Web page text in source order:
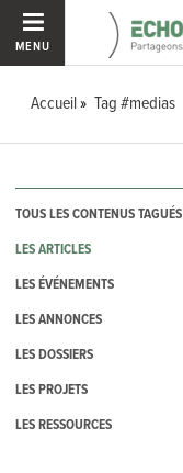
MENU
Accueil Tag #medias
TOUS LES CONTENUS TAGUÉS
LES ARTICLES
LES ÉVÉNEMENTS
LES ANNONCES
LES DOSSIERS
LES PROJETS
LES RESSOURCES